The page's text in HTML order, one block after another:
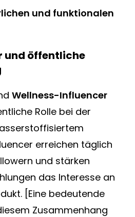
und funktionalen
und öffentliche
Wellness-Influencer
Rolle bei der
erreichen täglich
und stärken
das Interesse an
[Eine bedeutende
Zusammenhang